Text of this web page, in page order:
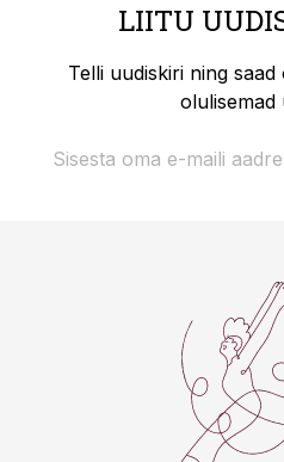
LIITU
Telli uudiskiri ning
olulisemad